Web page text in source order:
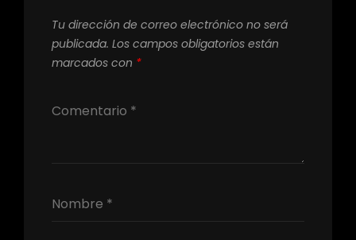
Tu dirección de correo electrónico no será
publicada. Los campos obligatorios están
marcados con *